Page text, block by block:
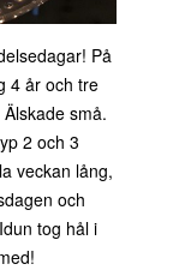
På
4 år och tre
små.
2 och 3
veckan lång,
och
tog hål i